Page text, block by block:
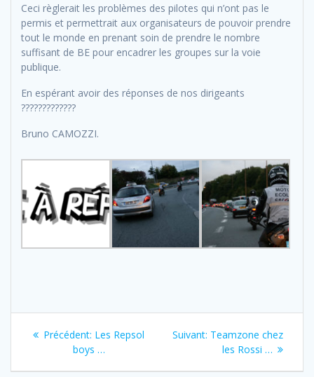
Ceci règlerait les problèmes des pilotes qui n’ont pas le
permis et permettrait aux organisateurs de pouvoir prendre
tout le monde en prenant soin de prendre le nombre
suffisant de BE pour encadrer les groupes sur la voie
publique.
En espérant avoir des réponses de nos dirigeants
?????????????
Bruno CAMOZZI.
Navigation
Précédent: Previous
Les Repsol
boys …
Suivant: Next
post:
Teamzone chez
les Rossi …